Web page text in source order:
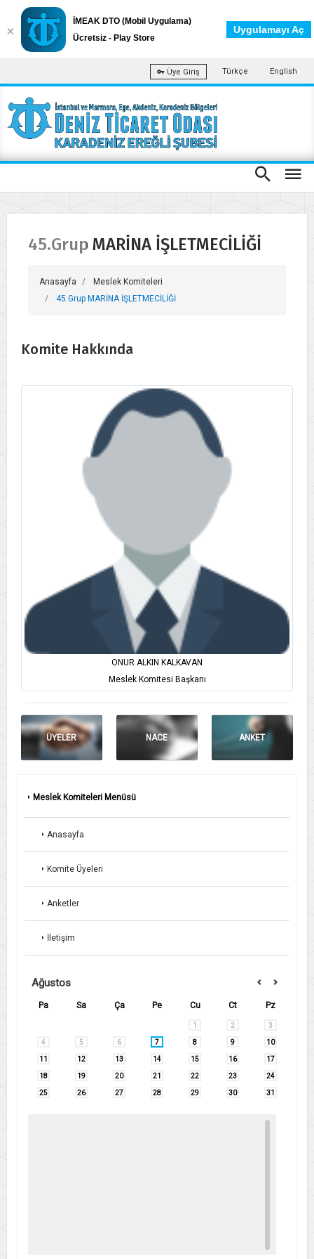
Üye Giriş Türkçe English
45.Grup MARİNA İŞLETMECİLİĞİ
Anasayfa
Meslek Komiteleri
45.Grup MARİNA İŞLETMECİLİĞİ
Komite Hakkında
ONUR ALKIN KALKAVAN
Meslek Komitesi Başkanı
ÜYELER NACE ANKET
Meslek Komiteleri Menüsü
Anasayfa
Komite Üyeleri
Anketler
İletişim
Ağustos
Pa Sa Ça Pe Cu Ct Pz
1 2 3
4 5 6 7 8 9 10
11 12 13 14 15 16 17
18 19 20 21 22 23 24
25 26 27 28 29 30 31
İMEAK DTO (Mobil Uygulama)
Ücretsiz - Play Store
Uygulamayı Aç